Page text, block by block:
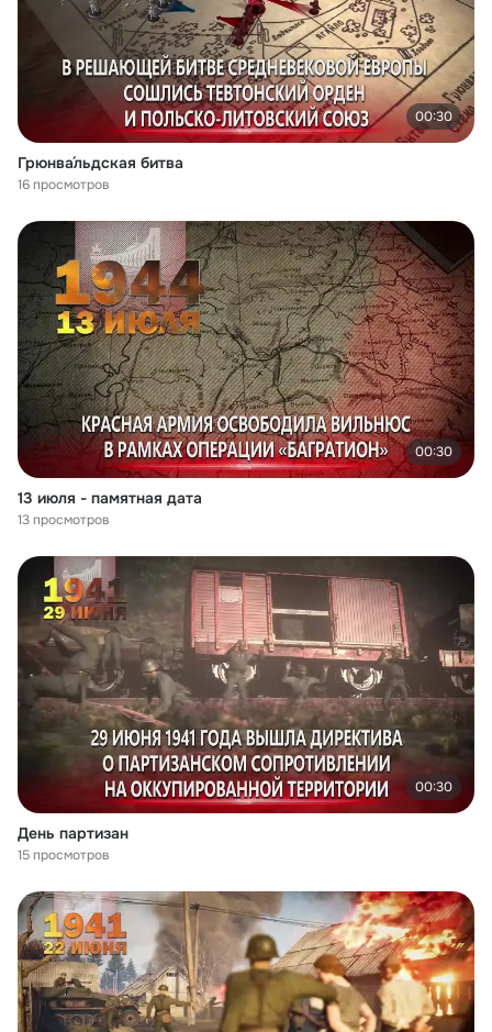
00:30
Грюнва́льдская битва
16 просмотров
00:30
13 июля - памятная дата
13 просмотров
00:30
День партизан
15 просмотров